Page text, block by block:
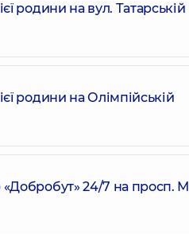
родини на вул. Татарській
родини на Олімпійській
24/7 на просп.